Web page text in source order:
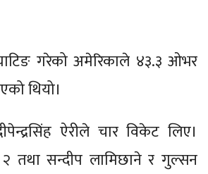
गरेको अमेरिकाले ४३.३ ओभर
थियो।
ऐरीले चार विकेट लिए।
तथा सन्दीप लामिछाने र गुल्सन